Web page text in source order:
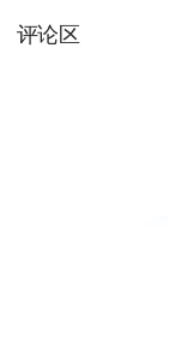
评论区